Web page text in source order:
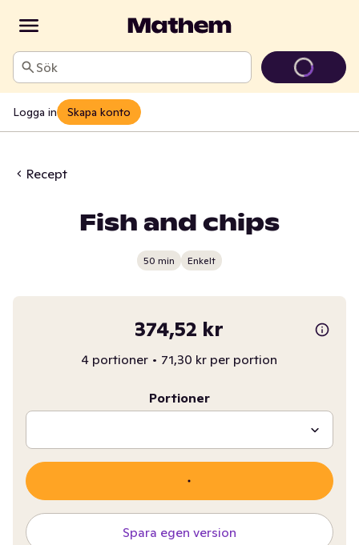
Sök
Logga in Skapa konto
Recept
Fish and chips
50 min Enkelt
374,52 kr
4 portioner • 71,30 kr per portion
Portioner
Spara egen version